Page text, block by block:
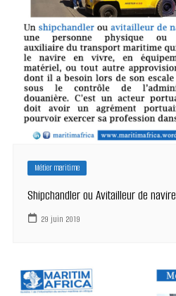
Métier maritime
Shipchandler ou Avitailleur de navire
29 juin 2019